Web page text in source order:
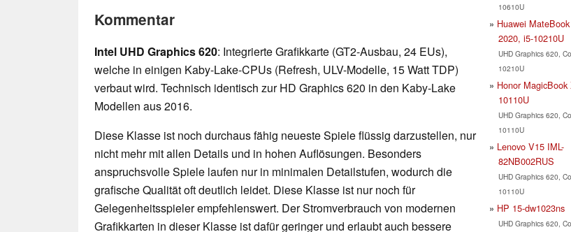
Kommentar
Intel UHD Graphics 620: Integrierte Grafikkarte (GT2-Ausbau, 24 EUs),
welche in einigen Kaby-Lake-CPUs (Refresh, ULV-Modelle, 15 Watt TDP)
verbaut wird. Technisch identisch zur HD Graphics 620 in den Kaby-Lake
Modellen aus 2016.
Diese Klasse ist noch durchaus fähig neueste Spiele flüssig darzustellen, nur
nicht mehr mit allen Details und in hohen Auflösungen. Besonders
anspruchsvolle Spiele laufen nur in minimalen Detailstufen, wodurch die
grafische Qualität oft deutlich leidet. Diese Klasse ist nur noch für
Gelegenheitsspieler empfehlenswert. Der Stromverbrauch von modernen
Grafikkarten in dieser Klasse ist dafür geringer und erlaubt auch bessere
10610U
Huawei
2020, i5-10210U
UHD Graphics 620,
10210U
Honor
10110U
UHD Graphics 620,
10110U
Lenovo V15 IML-
82NB002RUS
UHD Graphics 620,
10110U
HP 15-dw1023ns
UHD Graphics 620,